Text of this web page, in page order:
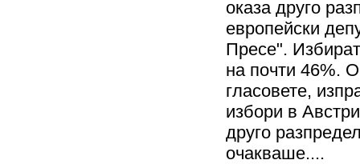
оказа друго
европейски
Пресе".
на почти 46%.
гласовете,
избори в
друго
очакваше....